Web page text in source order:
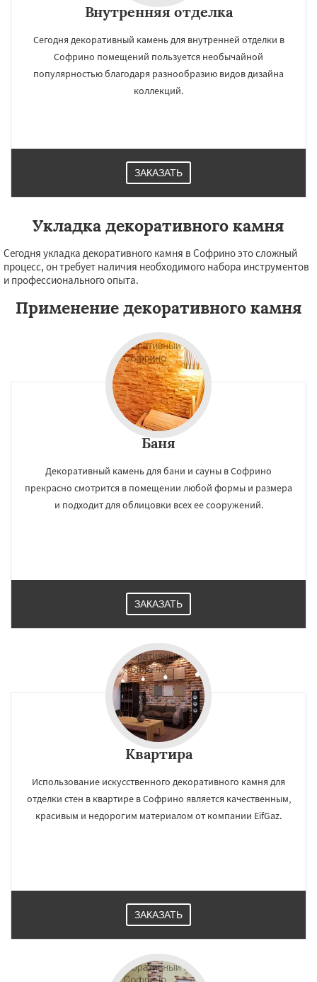
Внутренняя отделка
Сегодня декоративный камень для внутренней отделки в
Софрино помещений пользуется необычайной
популярностью благодаря разнообразию видов дизайна
коллекций.
ЗАКАЗАТЬ
Укладка декоративного камня
Сегодня укладка декоративного камня в Софрино это сложный
процесс, он требует наличия необходимого набора инструментов
и профессионального опыта.
Применение декоративного камня
Баня
Декоративный камень для бани и сауны в Софрино
прекрасно смотрится в помещении любой формы и размера
и подходит для облицовки всех ее сооружений.
ЗАКАЗАТЬ
Квартира
Использование искусственного декоративного камня для
отделки стен в квартире в Софрино является качественным,
красивым и недорогим материалом от компании EifGaz.
ЗАКАЗАТЬ